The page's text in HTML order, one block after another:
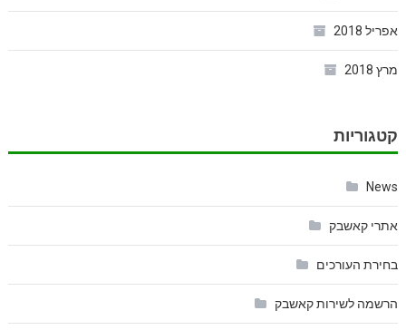
אפריל 2018
מרץ 2018
קטגוריות
News
אתרי קאשבק
בחירת העורכים
הרשמה לשירות קאשבק